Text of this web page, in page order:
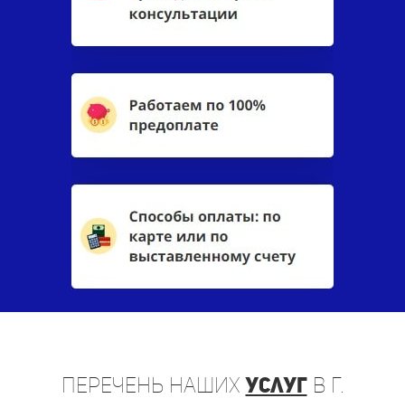
Перечень нашихуслугв г.